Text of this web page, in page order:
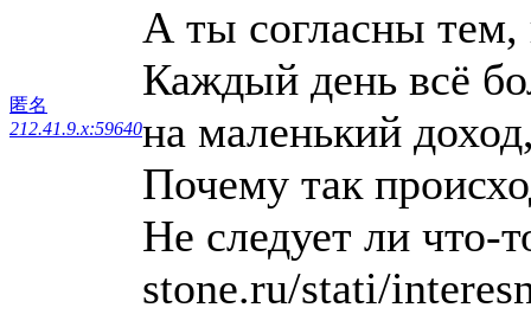
匿名
212.41.9.x:59640
А ты согласны тем,
Каждый день всё
на маленький
Почему так
Не следует ли
stone.ru/stati/